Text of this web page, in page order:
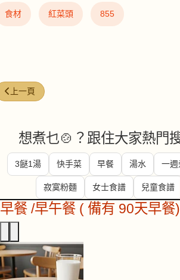
食材 紅菜頭 855
上一篇文章: 皮蛋瘦肉粥 (Century Egg Pork
上一頁
想煮乜🍲？跟住大家熱門
3餸1湯 快手菜 早餐 湯水 一週
寂寞粉麵 女士食譜 兒童食譜
早餐 /早午餐 ( 備有 90天早餐)